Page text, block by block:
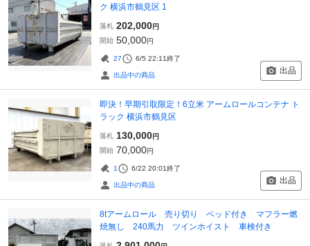
ク 横浜市鶴見区 1
落札 202,000円
開始 50,000円
27 6/5 22:11終了
出品中の商品 出品
即決！早期引取限定！6立米 アームロールコンテナ ト
ラック 横浜市鶴見区
落札 130,000円
開始 70,000円
1 6/22 20:01終了
出品中の商品 出品
8tアームロール 売り切り ベッド付き マフラー燃
焼無し 240馬力 ツインホイスト 車検付き